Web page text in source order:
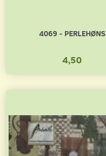
4069 - PERLEHØNS
4,50